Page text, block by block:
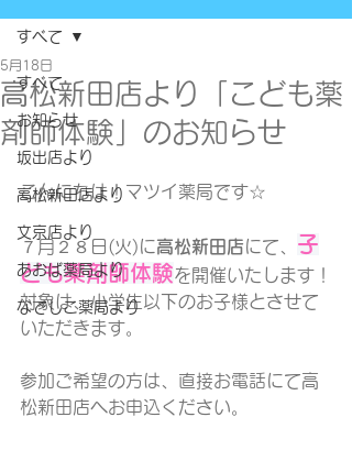
すべて
お知らせ
坂出店より
高松新田店より
文京店より
あおば薬局より
なでしこ薬局より
すべて
高松新田店より「こども薬
剤師体験」のお知らせ
5月18日
こんにちは！マツイ薬局です☆
７月２８日(火)に高松新田店にて、 子
ども薬剤師体験を開催いたします！
対象は、小学生以下のお子様とさせて
いただきます。
参加ご希望の方は、直接お電話にて高
松新田店へお申込ください。